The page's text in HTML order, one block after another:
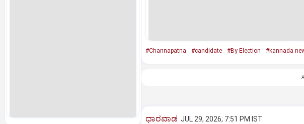
#Channapatna #candidate #By Election #kannada
ಧಾರವಾಡ JUL 29, 2026, 7:51 PM IST